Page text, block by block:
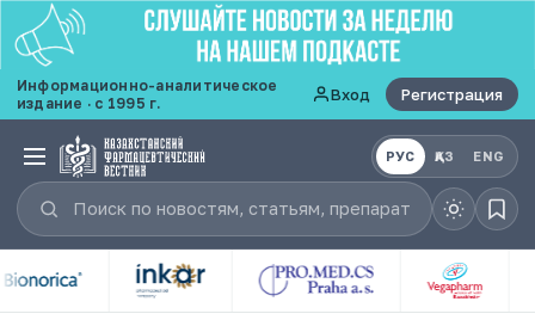
Информационно-аналитическое
издание · с 1995 г.
Вход Регистрация
РУС ҚАЗ ENG